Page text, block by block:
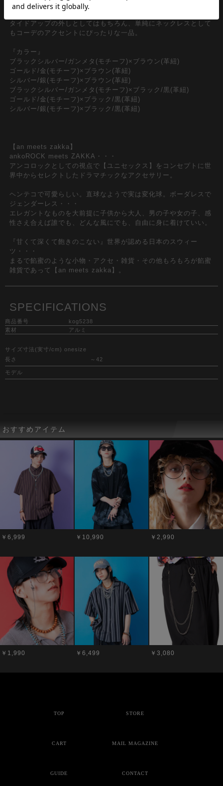
クラシカルなムードを盛り上げる革紐×どこか可愛らしくも無機
タイドアップの外しとしてはもちろん、単純にネックレスとして
もコーデのアクセントにぴったりな一品。
『カラー』
ブラックシルバー/ガンメタ(モチーフ)×ブラウン(革紐)
ゴールド/金(モチーフ)×ブラウン(革紐)
シルバー/銀(モチーフ)×ブラウン(革紐)
ブラックシルバー/ガンメタ(モチーフ)×ブラック/黒(革紐)
ゴールド/金(モチーフ)×ブラック/黒(革紐)
シルバー/銀(モチーフ)×ブラック/黒(革紐)
【an meets zakka】
ankoROCK meets ZAKKA・・・
アンコロックとしての視点で【ユニセックス】をコンセプトに世
界中からセレクトしたドラマチックなアクセサリー。
ヘンテコで可愛らしい。直球なようで実は変化球。ボーダレスで
ジェンダーレス・・・
エレガントなものを大前提に子供から大人、男の子や女の子、感
性さえ合えば誰でも、どんな風にでも、自由に身に着けていい。
『甘くて深くて飽きのこない』世界が認める日本のスウィー
ツ・・・
まるで餡蜜のような小物・アクセ・雑貨・その他もろもろが餡蜜
雑貨であって【an meets zakka】。
SPECIFICATIONS
商品番号
kog5238
素材
アルミ
サイズ寸法(実寸/cm) onesize
長さ
～42
モデル
おすすめアイテム
￥6,999 ￥10,990 ￥2,990
￥1,990 ￥6,499 ￥3,080
TOP STORE
CART MAIL MAGAZINE
GUIDE CONTACT